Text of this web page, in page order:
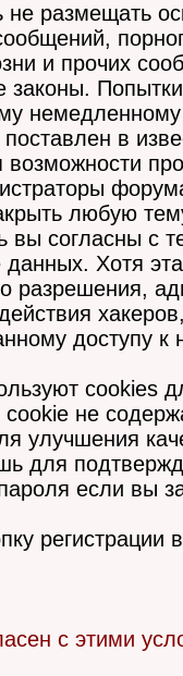
не размещать
и прочих
законы.
в
любую
вы согласны с
данных. Хотя
разрешения,
доступу к
cookies
не
улучшения
для
если вы
регистрации
с этими